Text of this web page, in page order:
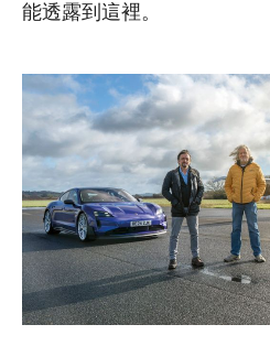
能透露到這裡。